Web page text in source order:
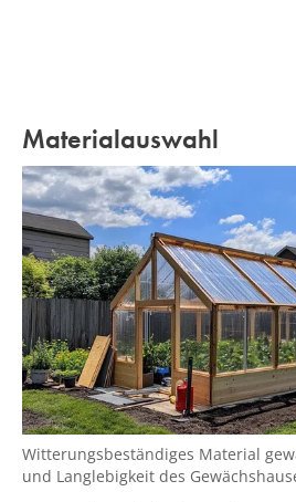
Materialauswahl
Witterungsbeständiges Material
und Langlebigkeit des